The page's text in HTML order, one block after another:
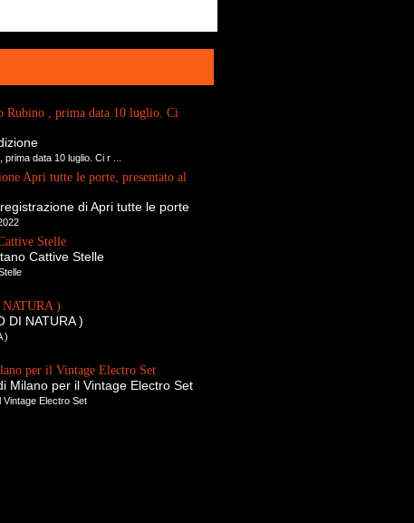
Rubino , prima data 10 luglio. Ci
data 10 luglio. Ci r ...
Apri tutte le porte, presentato al
di Apri tutte le porte
Stelle
Cattive Stelle
NATURA )
DI NATURA )
)
per il Vintage Electro Set
Milano per il Vintage Electro Set
Electro Set